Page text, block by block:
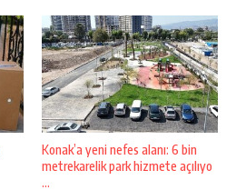
Konak’a yeni nefes alanı: 6 bin
metrekarelik park hizmete açılıyo
...